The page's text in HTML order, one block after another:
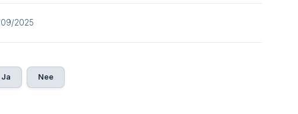
2025
Ja Nee